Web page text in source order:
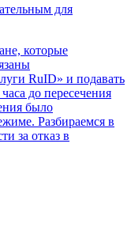
для
которые
RuID» и подавать
до пересечения
было
Разбираемся в
за отказ в